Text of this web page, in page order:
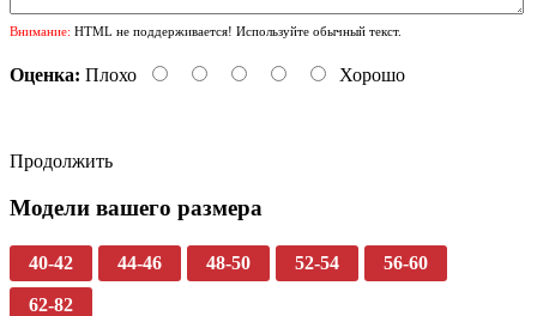
Внимание: HTML не поддерживается! Используйте обычный текст.
Оценка: Плохо Хорошо
Продолжить
Модели вашего размера
40-42 44-46 48-50 52-54 56-60
62-82